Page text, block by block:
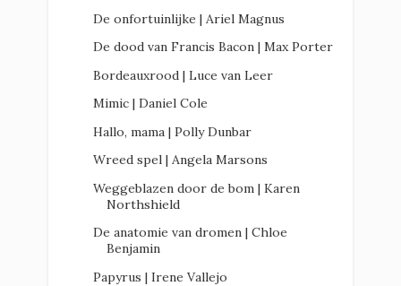
De onfortuinlijke | Ariel Magnus
De dood van Francis Bacon | Max Porter
Bordeauxrood | Luce van Leer
Mimic | Daniel Cole
Hallo, mama | Polly Dunbar
Wreed spel | Angela Marsons
Weggeblazen door de bom | Karen
Northshield
De anatomie van dromen | Chloe
Benjamin
Papyrus | Irene Vallejo